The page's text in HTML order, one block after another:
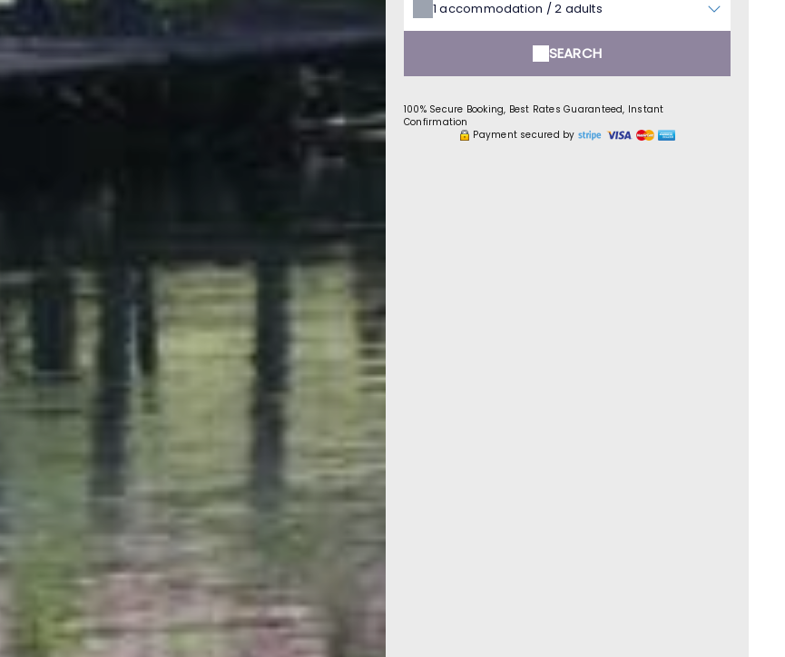
1accommodation /2 adults
SEARCH
100% Secure Booking, Best Rates Guaranteed, Instant
Confirmation
Payment secured by